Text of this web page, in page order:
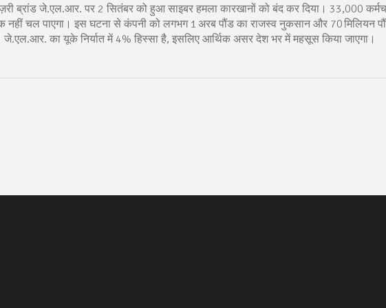
ब्रांड जे.एल.आर. पर 2 सितंबर को हुआ साइबर हमला कारखानों को बंद कर दिया। 33,000
नहीं चल पाएगा। इस घटना से कंपनी को लगभग 1 अरब पौंड का राजस्व नुकसान और 70 मिलियन
जे.एल.आर. का यूके निर्यात में 4% हिस्सा है, इसलिए आर्थिक असर देश भर में महसूस किया जाएगा।